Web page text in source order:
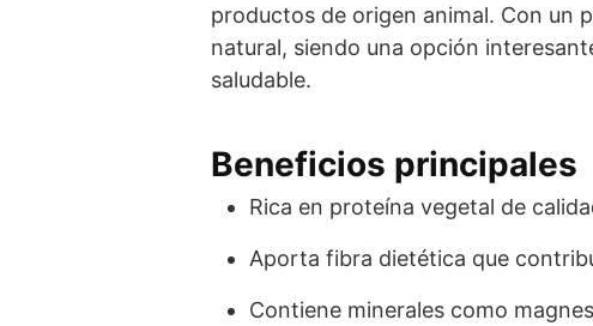
productos de origen animal. Con un
natural, siendo una opción
saludable.
Beneficios principales
Rica en proteína vegetal de
Aporta fibra dietética que
Contiene minerales como